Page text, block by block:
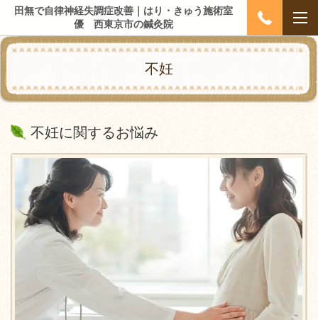
田無で自律神経失調症改善｜はり・きゅう施術室
優 西東京市の鍼灸院
不妊
不妊に関するお悩み